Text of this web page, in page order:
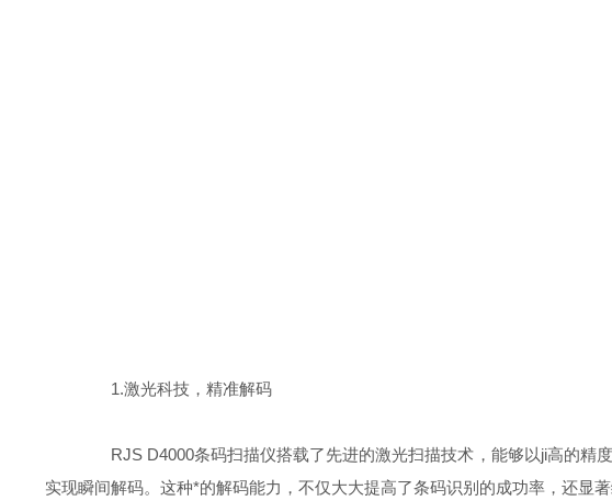
1.激光科技，精准解码
RJS D4000条码扫描仪搭载了先进的激光扫描技术，能够以ji高的精度
实现瞬间解码。这种*的解码能力，不仅大大提高了条码识别的成功率，还显